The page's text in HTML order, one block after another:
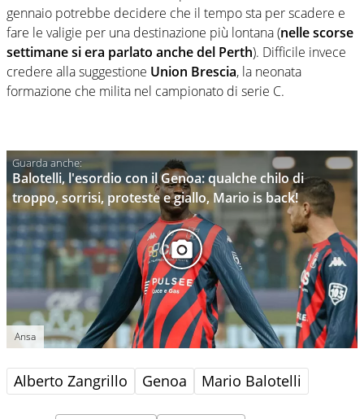
gennaio potrebbe decidere che il tempo sta per scadere e
fare le valigie per una destinazione più lontana (nelle scorse
settimane si era parlato anche del Perth). Difficile invece
credere alla suggestione Union Brescia, la neonata
formazione che milita nel campionato di serie C.
Balotelli, l'esordio con il Genoa: qualche chilo di
troppo, sorrisi, proteste e giallo, Mario is back!
Ansa
Alberto Zangrillo Genoa Mario Balotelli